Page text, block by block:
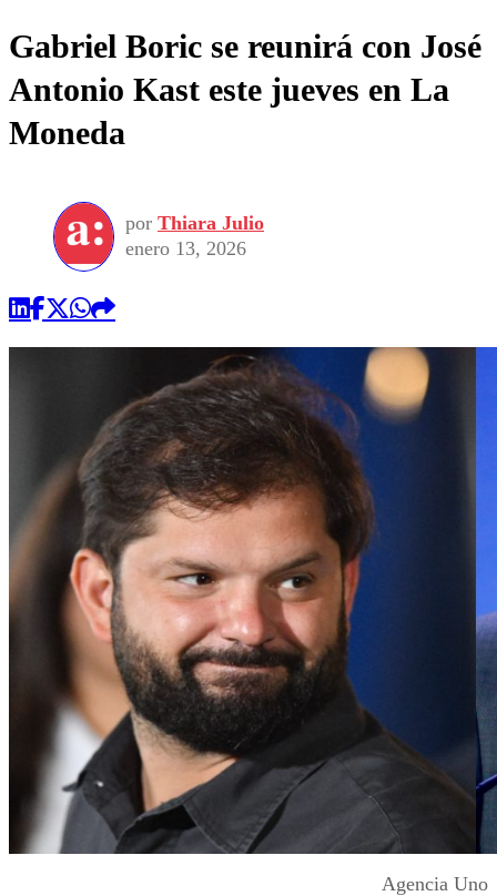
Gabriel Boric se reunirá con José
Antonio Kast este jueves en La
Moneda
por Thiara Julio
enero 13, 2026
Agencia Uno